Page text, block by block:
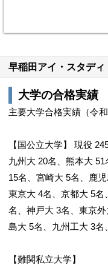
早稲田アイ・スタデ
大学の合格実績
主要大学合格実績（令
【国公立大学】 現役
九州大 20名、熊本大
15名、宮崎大 5名、鹿
東京大 4名、京都大 5
名、神戸大 3名、東京
島大 5名、九州工大 3名
【難関私立大学】